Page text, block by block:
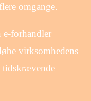
omgange.
e-forhandler
virksomhedens
tidskrævende